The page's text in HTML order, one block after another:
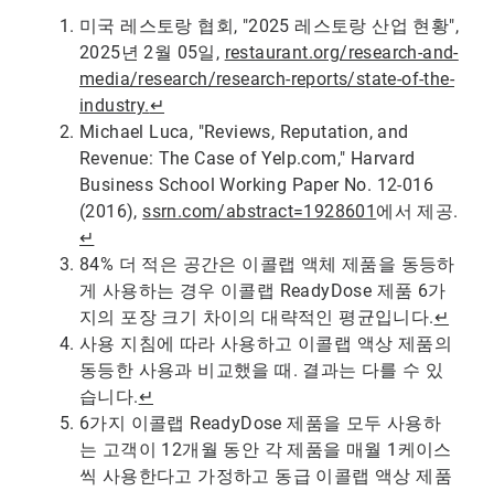
미국 레스토랑 협회, "2025 레스토랑 산업 현황",
2025년 2월 05일, restaurant.org/research-and-
media/research/research-reports/state-of-the-
industry.↵
Michael Luca, "Reviews, Reputation, and
Revenue: The Case of Yelp.com," Harvard
Business School Working Paper No. 12-016
(2016),ssrn.com/abstract=1928601 에서 제공.
↵
84% 더 적은 공간은 이콜랩 액체 제품을 동등하
게 사용하는 경우 이콜랩 ReadyDose 제품 6가
지의 포장 크기 차이의 대략적인 평균입니다.↵
사용 지침에 따라 사용하고 이콜랩 액상 제품의
동등한 사용과 비교했을 때. 결과는 다를 수 있
습니다.↵
6가지 이콜랩 ReadyDose 제품을 모두 사용하
는 고객이 12개월 동안 각 제품을 매월 1케이스
씩 사용한다고 가정하고 동급 이콜랩 액상 제품